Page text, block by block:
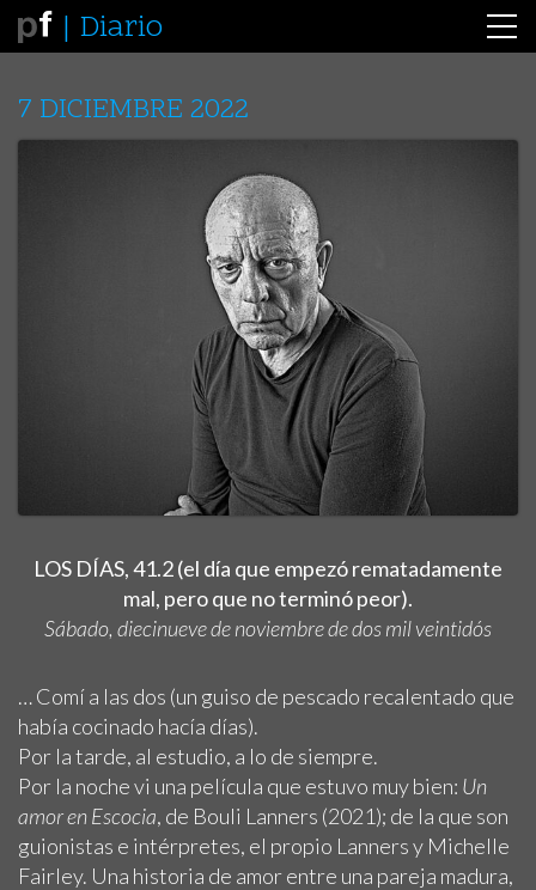
Diario
7 DICIEMBRE 2022
LOS DÍAS, 41.2 (el día que empezó rematadamente
mal, pero que no terminó peor).
Sábado, diecinueve de noviembre de dos mil veintidós
… Comí a las dos (un guiso de pescado recalentado que
había cocinado hacía días).
Por la tarde, al estudio, a lo de siempre.
Por la noche vi una película que estuvo muy bien: Un
amor en Escocia, de Bouli Lanners (2021); de la que son
guionistas e intérpretes, el propio Lanners y Michelle
Fairley. Una historia de amor entre una pareja madura,